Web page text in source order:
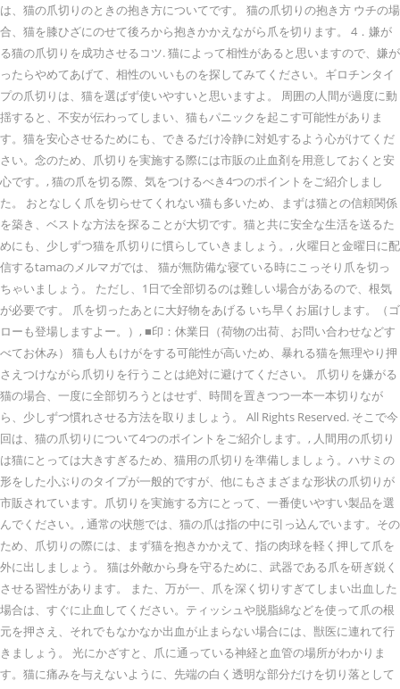
は、猫の爪切りのときの抱き方についてです。 猫の爪切りの抱き方 ウチの場
合、猫を膝ひざにのせて後ろから抱きかかえながら爪を切ります。 4．嫌が
る猫の爪切りを成功させるコツ. 猫によって相性があると思いますので、嫌が
ったらやめてあげて、相性のいいものを探してみてください。ギロチンタイ
プの爪切りは、猫を選ばず使いやすいと思いますよ。 周囲の人間が過度に動
揺すると、不安が伝わってしまい、猫もパニックを起こす可能性がありま
す。猫を安心させるためにも、できるだけ冷静に対処するよう心がけてくだ
さい。念のため、爪切りを実施する際には市販の止血剤を用意しておくと安
心です。, 猫の爪を切る際、気をつけるべき4つのポイントをご紹介しまし
た。 おとなしく爪を切らせてくれない猫も多いため、まずは猫との信頼関係
を築き、ベストな方法を探ることが大切です。猫と共に安全な生活を送るた
めにも、少しずつ猫を爪切りに慣らしていきましょう。, 火曜日と金曜日に配
信するtamaのメルマガでは、 猫が無防備な寝ている時にこっそり爪を切っ
ちゃいましょう。 ただし、1日で全部切るのは難しい場合があるので、根気
が必要です。 爪を切ったあとに大好物をあげる いち早くお届けします。（ゴ
ローも登場しますよー。）, ■印：休業日（荷物の出荷、お問い合わせなどす
べてお休み） 猫も人もけがをする可能性が高いため、暴れる猫を無理やり押
さえつけながら爪切りを行うことは絶対に避けてください。 爪切りを嫌がる
猫の場合、一度に全部切ろうとはせず、時間を置きつつ一本一本切りなが
ら、少しずつ慣れさせる方法を取りましょう。 All Rights Reserved. そこで今
回は、猫の爪切りについて4つのポイントをご紹介します。, 人間用の爪切り
は猫にとっては大きすぎるため、猫用の爪切りを準備しましょう。ハサミの
形をした小ぶりのタイプが一般的ですが、他にもさまざまな形状の爪切りが
市販されています。爪切りを実施する方にとって、一番使いやすい製品を選
んでください。, 通常の状態では、猫の爪は指の中に引っ込んでいます。その
ため、爪切りの際には、まず猫を抱きかかえて、指の肉球を軽く押して爪を
外に出しましょう。 猫は外敵から身を守るために、武器である爪を研ぎ鋭く
させる習性があります。 また、万が一、爪を深く切りすぎてしまい出血した
場合は、すぐに止血してください。ティッシュや脱脂綿などを使って爪の根
元を押さえ、それでもなかなか出血が止まらない場合には、獣医に連れて行
きましょう。 光にかざすと、爪に通っている神経と血管の場所がわかりま
す。猫に痛みを与えないように、先端の白く透明な部分だけを切り落として